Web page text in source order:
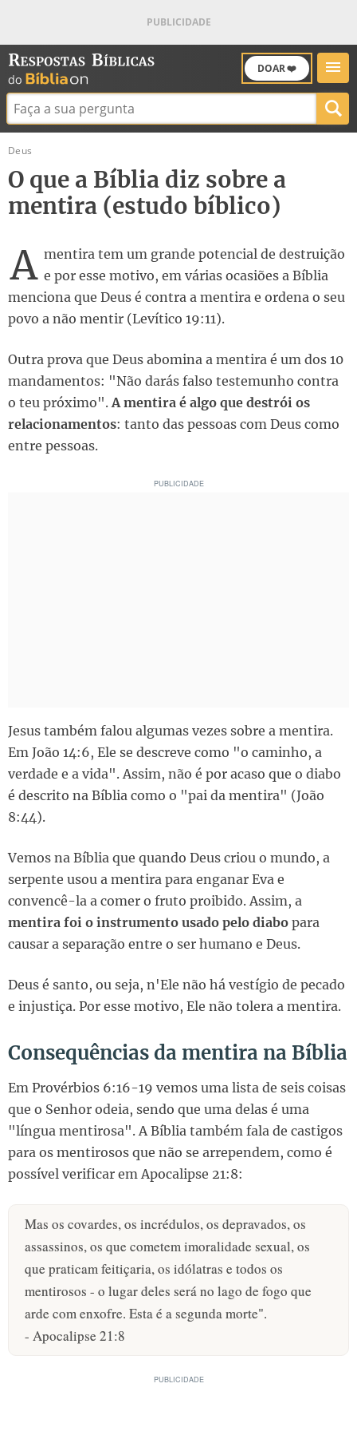
DOAR ❤️
Buscar:
Deus
O que a Bíblia diz sobre a
mentira (estudo bíblico)
A mentira tem um grande potencial de destruição
e por esse motivo, em várias ocasiões a Bíblia
menciona que Deus é contra a mentira e ordena o seu
povo a não mentir (Levítico 19:11).
Outra prova que Deus abomina a mentira é um dos 10
mandamentos: "Não darás falso testemunho contra
o teu próximo". A mentira é algo que destrói os
relacionamentos: tanto das pessoas com Deus como
entre pessoas.
Jesus também falou algumas vezes sobre a mentira.
Em João 14:6, Ele se descreve como "o caminho, a
verdade e a vida". Assim, não é por acaso que o diabo
é descrito na Bíblia como o "pai da mentira" (João
8:44).
Vemos na Bíblia que quando Deus criou o mundo, a
serpente usou a mentira para enganar Eva e
convencê-la a comer o fruto proibido. Assim, a
mentira foi o instrumento usado pelo diabo para
causar a separação entre o ser humano e Deus.
Deus é santo, ou seja, n'Ele não há vestígio de pecado
e injustiça. Por esse motivo, Ele não tolera a mentira.
Consequências da mentira na Bíblia
Em Provérbios 6:16-19 vemos uma lista de seis coisas
que o Senhor odeia, sendo que uma delas é uma
"língua mentirosa". A Bíblia também fala de castigos
para os mentirosos que não se arrependem, como é
possível verificar em Apocalipse 21:8:
Mas os covardes, os incrédulos, os depravados, os
assassinos, os que cometem imoralidade sexual, os
que praticam feitiçaria, os idólatras e todos os
mentirosos - o lugar deles será no lago de fogo que
arde com enxofre. Esta é a segunda morte".
- Apocalipse 21:8